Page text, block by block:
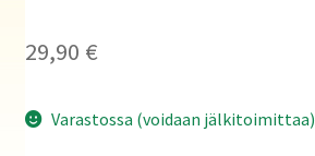
29,90 €
Varastossa (voidaan jälkitoimittaa)